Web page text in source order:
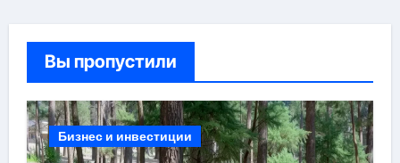
Вы пропустили
Бизнес и инвестиции